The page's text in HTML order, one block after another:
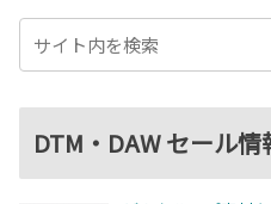
DTM・DAW セール情